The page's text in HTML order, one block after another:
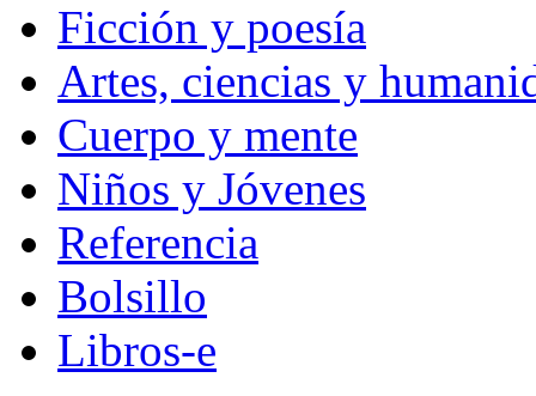
Ficción y poesía
Artes, ciencias y
Cuerpo y mente
Niños y Jóvenes
Referencia
Bolsillo
Libros-e